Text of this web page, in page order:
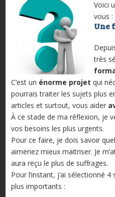
Voici
vous :
Une
très
C’est un énorme projet qui
pourrais traiter les sujets plus
articles et surtout, vous aider
À ce stade de ma réflexion, je
vos besoins les plus urgents.
Pour ce faire, je dois savoir
aimeriez mieux maitriser. Je
aura reçu le plus de suffrages.
Pour l’instant, j’ai sélectionné
plus importants :